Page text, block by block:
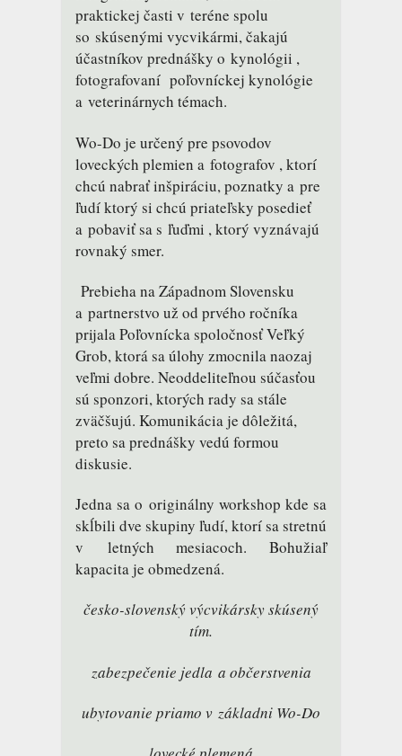
praktickej časti v teréne spolu
so skúsenými vycvikármi, čakajú
účastníkov prednášky o kynológii ,
fotografovaní poľovníckej kynológie
a veterinárnych témach.
Wo-Do je určený pre psovodov
loveckých plemien a fotografov , ktorí
chcú nabrať inšpiráciu, poznatky a pre
ľudí ktorý si chcú priateľsky posedieť
a pobaviť sa s ľuďmi , ktorý vyznávajú
rovnaký smer.
Prebieha na Západnom Slovensku
a partnerstvo už od prvého ročníka
prijala Poľovnícka spoločnosť Veľký
Grob, ktorá sa úlohy zmocnila naozaj
veľmi dobre. Neoddeliteľnou súčasťou
sú sponzori, ktorých rady sa stále
zväčšujú. Komunikácia je dôležitá,
preto sa prednášky vedú formou
diskusie.
Jedna sa o originálny workshop kde sa
skĺbili dve skupiny ľudí, ktorí sa stretnú
v letných mesiacoch. Bohužiaľ
kapacita je obmedzená.
česko-slovenský výcvikársky skúsený
tím.
zabezpečenie jedla a občerstvenia
ubytovanie priamo v základni Wo-Do